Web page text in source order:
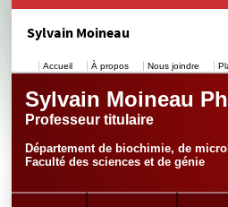
Sylvain Moineau
Accueil À propos Nous joindre
Sylvain Moineau
Professeur titulaire
Département de biochimie, de
Faculté des sciences et de génie